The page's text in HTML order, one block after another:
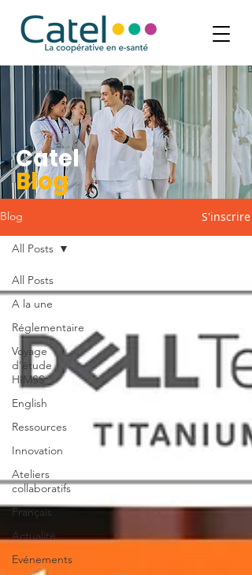
Blog S'inscrire
All Posts
A la une
Réglementaire
Voyage
d'étude
HIMSS
English
Ressources
Innovation
Ateliers
collaboratifs
Français
Actualité
Evénements
All Posts
Catel
Blog